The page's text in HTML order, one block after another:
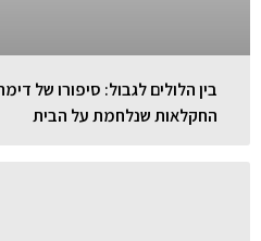
בין הלולים לגבול: סיפורו של
החקלאות שנלחמת על הבית